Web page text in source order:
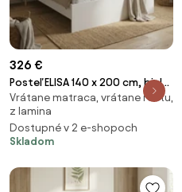
326 €
Posteľ ELISA 140 x 200 cm, biela
Rošt: S latkovým roštom,
Matrac: Matrac SOMMERA 18
cm
Vrátane matraca, vrátane roštu,
z lamina
Dostupné v 2 e-shopoch
Skladom